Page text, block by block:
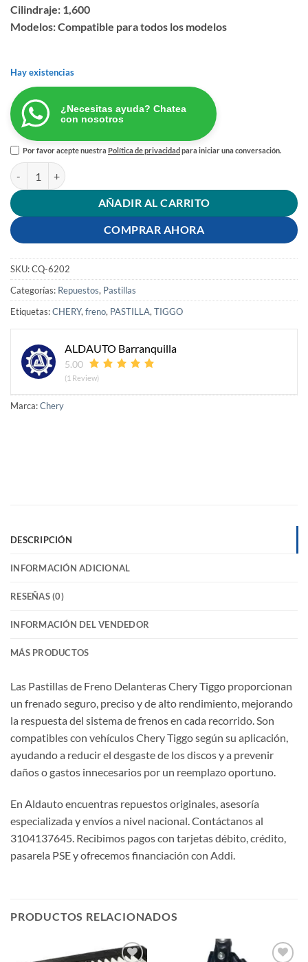
Cilindraje: 1,600
Modelos: Compatible para todos los modelos
Hay existencias
¿Necesitas ayuda? Chatea
con nosotros
Por favor acepte nuestraPolítica de privacidadpara iniciar una conversación.
PASTILLAS FRENO DELANTERAS CHERY TIGGO cantidad
AÑADIR AL CARRITO
COMPRAR AHORA
SKU:CQ-6202
Categorías: Repuestos, Pastillas
Etiquetas:CHERY, freno, PASTILLA, TIGGO
ALDAUTO Barranquilla
5.00
(1 Review)
Marca:Chery
DESCRIPCIÓN
INFORMACIÓN ADICIONAL
RESEÑAS (0)
INFORMACIÓN DEL VENDEDOR
MÁS PRODUCTOS
Las Pastillas de Freno Delanteras Chery Tiggo proporcionan
un frenado seguro, preciso y de alto rendimiento, mejorando
la respuesta del sistema de frenos en cada recorrido. Son
compatibles con vehículos Chery Tiggo según su aplicación,
ayudando a reducir el desgaste de los discos y a prevenir
daños o gastos innecesarios por un reemplazo oportuno.
En Aldauto encuentras repuestos originales, asesoría
especializada y envíos a nivel nacional. Contáctanos al
3104137645. Recibimos pagos con tarjetas débito, crédito,
pasarela PSE y ofrecemos financiación con Addi.
PRODUCTOS RELACIONADOS